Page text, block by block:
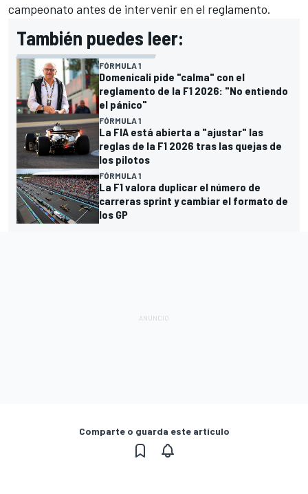
campeonato antes de intervenir en el reglamento.
También puedes leer:
FÓRMULA 1
Domenicali pide "calma" con el
reglamento de la F1 2026: "No entiendo
el pánico"
FÓRMULA 1
La FIA está abierta a "ajustar" las
reglas de la F1 2026 tras las quejas de
los pilotos
FÓRMULA 1
La F1 valora duplicar el número de
carreras sprint y cambiar el formato de
los GP
Comparte o guarda este artículo